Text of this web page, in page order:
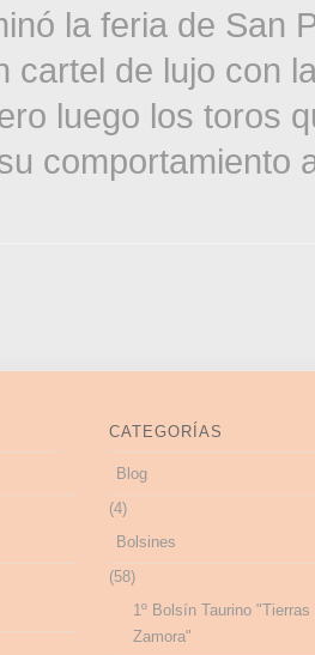
la feria de San
cartel de lujo con
luego los toros
comportamiento
CATEGORÍAS
Blog
(4)
Bolsines
(58)
1º Bolsín Taurino "Tierras
Zamora"